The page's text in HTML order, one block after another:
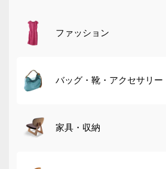
ファッション
バッグ・靴・アクセサリー
家具・収納